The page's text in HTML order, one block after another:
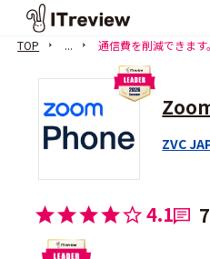
TOP ... 通信費を削減できます。
ZVC
4.1